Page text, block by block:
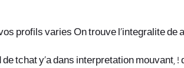
profils varies On trouve l’integralite
tchat y’a dans interpretation mouvant, !